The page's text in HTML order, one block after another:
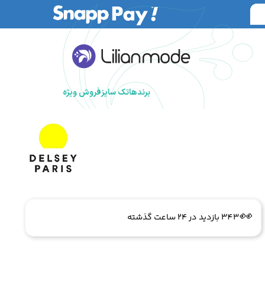
برندهاتک سایزفروش ویژه
👀343 بازدید در ۲۴ ساعت گذشته